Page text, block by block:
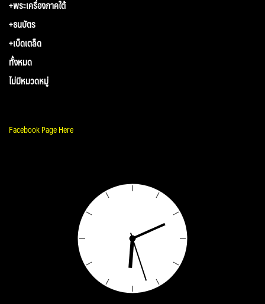
+พระเครื่องภาคใต้
+ธนบัตร
+เบ็ดเตล็ด
ทั้งหมด
ไม่มีหมวดหมู่
Facebook Page Here